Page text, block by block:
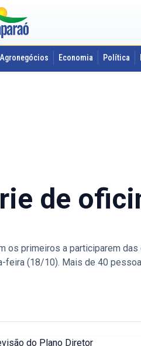
Agronegócios Economia Política
de
os primeiros a participarem
feira (18/10). Mais de 40